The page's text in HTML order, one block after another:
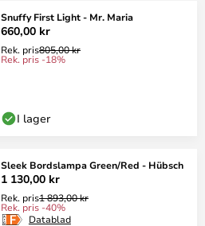
Snuffy First Light - Mr. Maria
660,00 kr
Rek. pris805,00 kr
Rek. pris -18%
I lager
Sleek Bordslampa Green/Red - Hübsch
1 130,00 kr
Rek. pris1 893,00 kr
Rek. pris -40%
Datablad